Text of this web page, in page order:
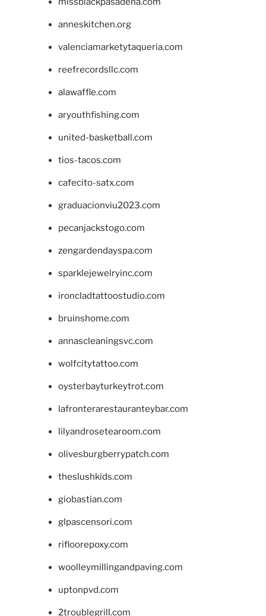
anneskitchen.org
valenciamarketytaqueria.com
reefrecordsllc.com
alawaffle.com
aryouthfishing.com
united-basketball.com
tios-tacos.com
cafecito-satx.com
graduacionviu2023.com
pecanjackstogo.com
zengardendayspa.com
sparklejewelryinc.com
ironcladtattoostudio.com
bruinshome.com
annascleaningsvc.com
wolfcitytattoo.com
oysterbayturkeytrot.com
lafronterarestauranteybar.com
lilyandrosetearoom.com
olivesburgberrypatch.com
theslushkids.com
giobastian.com
glpascensori.com
rifloorepoxy.com
woolleymillingandpaving.com
uptonpvd.com
2troublegrill.com